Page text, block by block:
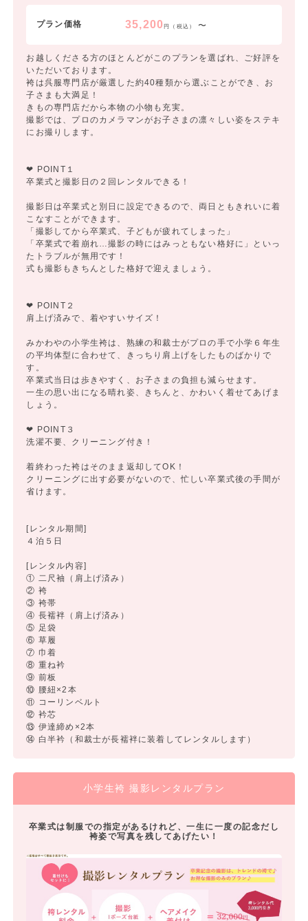
プラン価格 35,200円（税込） 〜
お越しくださる方のほとんどがこのプランを選ばれ、ご好評を
いただいております。
袴は呉服専門店が厳選した約40種類から選ぶことができ、お
子さまも大満足！
きもの専門店だから本物の小物も充実。
撮影では、プロのカメラマンがお子さまの凛々しい姿をステキ
にお撮りします。
❤ POINT１
卒業式と撮影日の２回レンタルできる！
撮影日は卒業式と別日に設定できるので、両日ともきれいに着
こなすことができます。
「撮影してから卒業式、子どもが疲れてしまった」
「卒業式で着崩れ…撮影の時にはみっともない格好に」といっ
たトラブルが無用です！
式も撮影もきちんとした格好で迎えましょう。
❤ POINT２
肩上げ済みで、着やすいサイズ！
みかわやの小学生袴は、熟練の和裁士がプロの手で小学６年生
の平均体型に合わせて、きっちり肩上げをしたものばかりで
す。
卒業式当日は歩きやすく、お子さまの負担も減らせます。
一生の思い出になる晴れ姿、きちんと、かわいく着せてあげま
しょう。
❤ POINT３
洗濯不要、クリーニング付き！
着終わった袴はそのまま返却してOK！
クリーニングに出す必要がないので、忙しい卒業式後の手間が
省けます。
[レンタル期間]
４泊５日
[レンタル内容]
① 二尺袖（肩上げ済み）
② 袴
③ 袴帯
④ 長襦袢（肩上げ済み）
⑤ 足袋
⑥ 草履
⑦ 巾着
⑧ 重ね衿
⑨ 前板
⑩ 腰紐×2本
⑪ コーリンベルト
⑫ 衿芯
⑬ 伊達締め×2本
⑭ 白半衿（和裁士が長襦袢に装着してレンタルします）
小学生袴 撮影レンタルプラン
卒業式は制服での指定があるけれど、一生に一度の記念だし
袴姿で写真を残してあげたい！